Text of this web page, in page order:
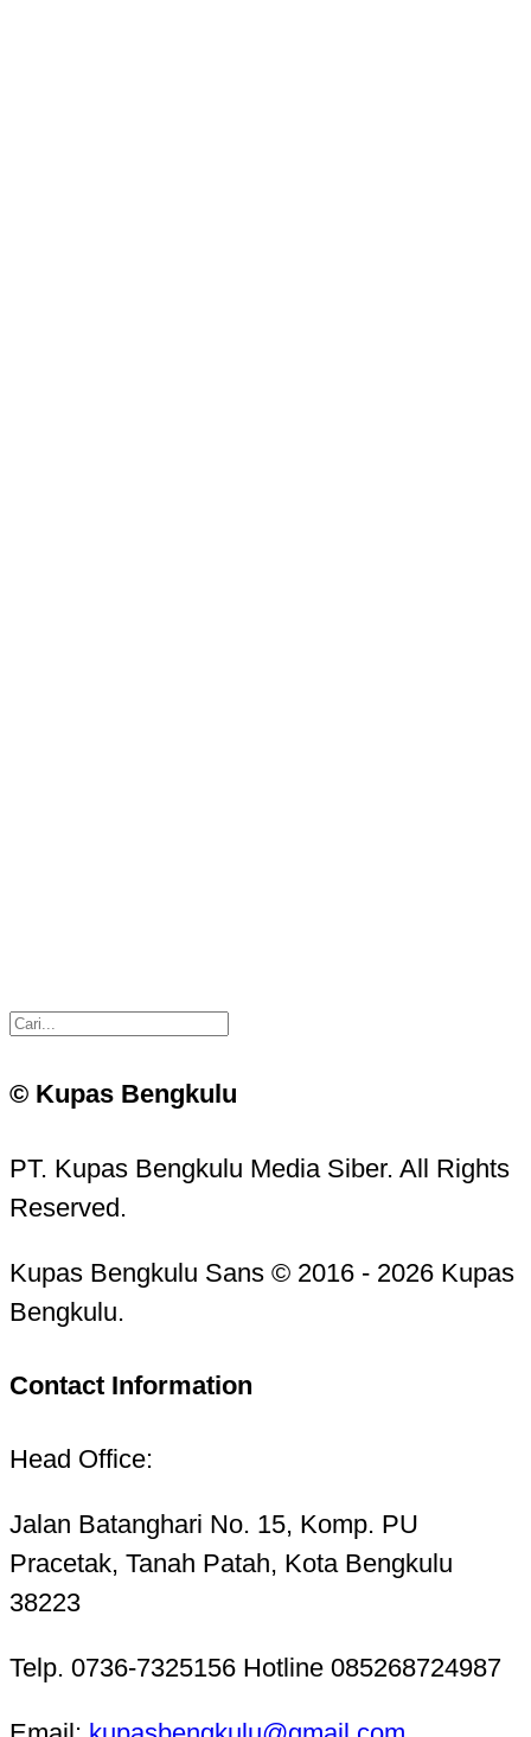
© Kupas Bengkulu
PT. Kupas Bengkulu Media Siber. All Rights
Reserved.
Kupas Bengkulu Sans © 2016 - 2026 Kupas
Bengkulu.
Contact Information
Head Office:
Jalan Batanghari No. 15, Komp. PU
Pracetak, Tanah Patah, Kota Bengkulu
38223
Telp. 0736-7325156 Hotline 085268724987